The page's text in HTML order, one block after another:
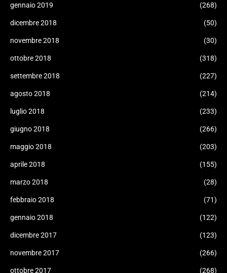
gennaio 2019 (268)
dicembre 2018 (50)
novembre 2018 (30)
ottobre 2018 (318)
settembre 2018 (227)
agosto 2018 (214)
luglio 2018 (233)
giugno 2018 (266)
maggio 2018 (203)
aprile 2018 (155)
marzo 2018 (28)
febbraio 2018 (71)
gennaio 2018 (122)
dicembre 2017 (123)
novembre 2017 (266)
ottobre 2017 (268)